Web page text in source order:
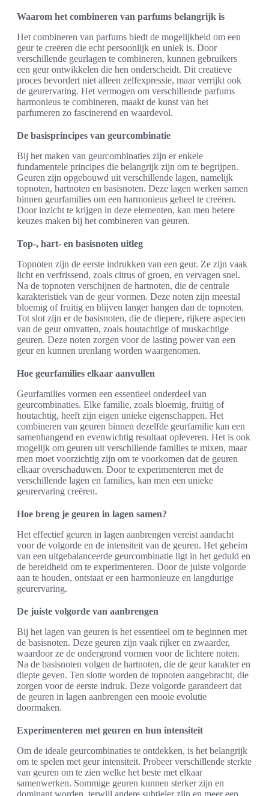
Waarom het combineren van parfums belangrijk is
Het combineren van parfums biedt de mogelijkheid om een
geur te creëren die echt persoonlijk en uniek is. Door
verschillende geurlagen te combineren, kunnen gebruikers
een geur ontwikkelen die hen onderscheidt. Dit creatieve
proces bevordert niet alleen zelfexpressie, maar verrijkt ook
de geurervaring. Het vermogen om verschillende parfums
harmonieus te combineren, maakt de kunst van het
parfumeren zo fascinerend en waardevol.
De basisprincipes van geurcombinatie
Bij het maken van geurcombinaties zijn er enkele
fundamentele principes die belangrijk zijn om te begrijpen.
Geuren zijn opgebouwd uit verschillende lagen, namelijk
topnoten, hartnoten en basisnoten. Deze lagen werken samen
binnen geurfamilies om een harmonieus geheel te creëren.
Door inzicht te krijgen in deze elementen, kan men betere
keuzes maken bij het combineren van geuren.
Top-, hart- en basisnoten uitleg
Topnoten zijn de eerste indrukken van een geur. Ze zijn vaak
licht en verfrissend, zoals citrus of groen, en vervagen snel.
Na de topnoten verschijnen de hartnoten, die de centrale
karakteristiek van de geur vormen. Deze noten zijn meestal
bloemig of fruitig en blijven langer hangen dan de topnoten.
Tot slot zijn er de basisnoten, die de diepere, rijkere aspecten
van de geur omvatten, zoals houtachtige of muskachtige
geuren. Deze noten zorgen voor de lasting power van een
geur en kunnen urenlang worden waargenomen.
Hoe geurfamilies elkaar aanvullen
Geurfamilies vormen een essentieel onderdeel van
geurcombinaties. Elke familie, zoals bloemig, fruitig of
houtachtig, heeft zijn eigen unieke eigenschappen. Het
combineren van geuren binnen dezelfde geurfamilie kan een
samenhangend en evenwichtig resultaat opleveren. Het is ook
mogelijk om geuren uit verschillende families te mixen, maar
men moet voorzichtig zijn om te voorkomen dat de geuren
elkaar overschaduwen. Door te experimenteren met de
verschillende lagen en families, kan men een unieke
geurervaring creëren.
Hoe breng je geuren in lagen samen?
Het effectief geuren in lagen aanbrengen vereist aandacht
voor de volgorde en de intensiteit van de geuren. Het geheim
van een uitgebalanceerde geurcombinatie ligt in het geduld en
de bereidheid om te experimenteren. Door de juiste volgorde
aan te houden, ontstaat er een harmonieuze en langdurige
geurervaring.
De juiste volgorde van aanbrengen
Bij het lagen van geuren is het essentieel om te beginnen met
de basisnoten. Deze geuren zijn vaak rijker en zwaarder,
waardoor ze de ondergrond vormen voor de lichtere noten.
Na de basisnoten volgen de hartnoten, die de geur karakter en
diepte geven. Ten slotte worden de topnoten aangebracht, die
zorgen voor de eerste indruk. Deze volgorde garandeert dat
de geuren in lagen aanbrengen een mooie evolutie
doormaken.
Experimenteren met geuren en hun intensiteit
Om de ideale geurcombinaties te ontdekken, is het belangrijk
om te spelen met geur intensiteit. Probeer verschillende sterkte
van geuren om te zien welke het beste met elkaar
samenwerken. Sommige geuren kunnen sterker zijn en